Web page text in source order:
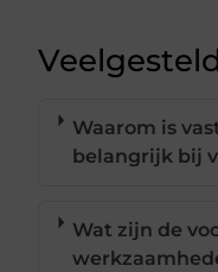
Waarom is
belangrijk bij
Wat zijn de